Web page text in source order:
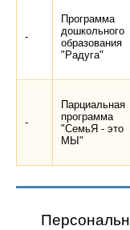
-
Программа
дошкольного
образования
"Радуга"
-
Парциальная
программа
"СемьЯ - это
МЫ"